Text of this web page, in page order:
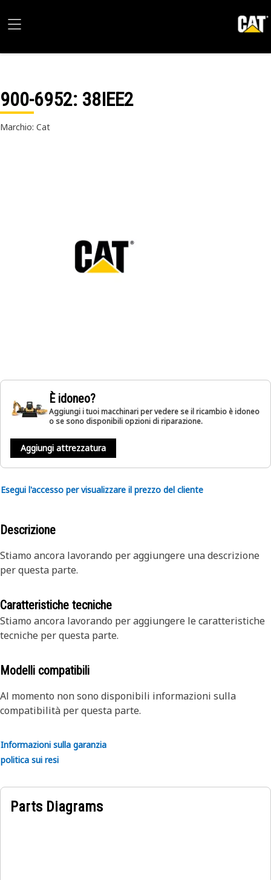
900-6952: 38IEE2
Marchio: Cat
È idoneo?
Aggiungi i tuoi macchinari per vedere se il ricambio è idoneo
o se sono disponibili opzioni di riparazione.
Aggiungi attrezzatura
Esegui l'accesso per visualizzare il prezzo del cliente
Descrizione
Stiamo ancora lavorando per aggiungere una descrizione
per questa parte.
Caratteristiche tecniche
Stiamo ancora lavorando per aggiungere le caratteristiche
tecniche per questa parte.
Modelli compatibili
Al momento non sono disponibili informazioni sulla
compatibilità per questa parte.
Informazioni sulla garanzia
politica sui resi
Parts Diagrams